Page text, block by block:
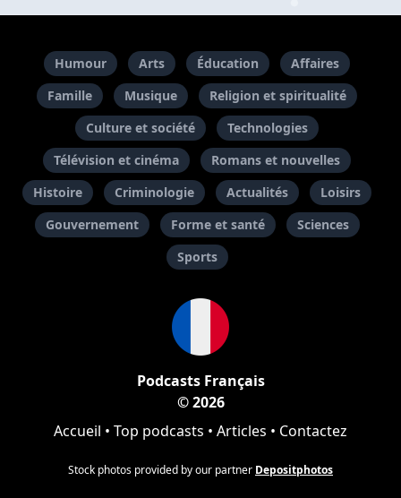
Humour Arts Éducation
Affaires
Famille
Musique
Religion et spiritualité
Culture et société
Technologies
Télévision et cinéma
Romans et nouvelles
Histoire
Criminologie Actualités
Loisirs
Gouvernement
Forme et santé
Sciences
Sports
Podcasts Français
© 2026
Accueil • Top podcasts • Articles • Contactez
Stock photos provided by our partner Depositphotos